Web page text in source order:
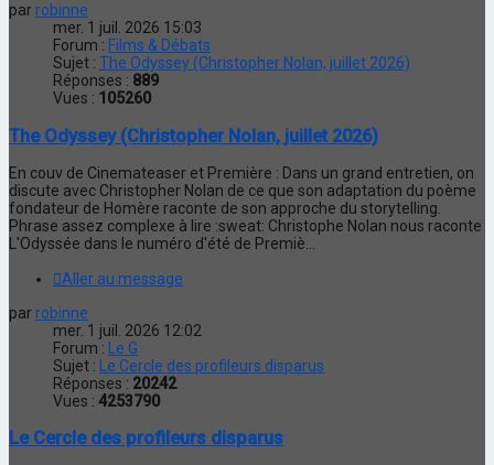
par robinne
mer. 1 juil. 2026 15:03
Forum : Films & Débats
Sujet : The Odyssey (Christopher Nolan, juillet 2026)
Réponses : 889
Vues : 105260
The Odyssey (Christopher Nolan, juillet 2026)
En couv de Cinemateaser et Première : Dans un grand entretien, on
discute avec Christopher Nolan de ce que son adaptation du poème
fondateur de Homère raconte de son approche du storytelling.
Phrase assez complexe à lire :sweat: Christophe Nolan nous raconte
L'Odyssée dans le numéro d'été de Premiè...
Aller au message
par robinne
mer. 1 juil. 2026 12:02
Forum :
Le G
Sujet :
Le Cercle des profileurs disparus
Réponses : 20242
Vues : 4253790
Le Cercle des profileurs disparus